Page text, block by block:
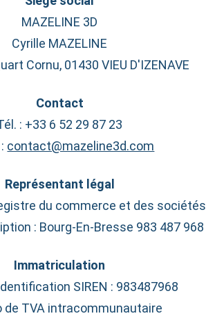
MAZELINE 3D
Cyrille MAZELINE
Cornu, 01430 VIEU D'IZENAVE
Contact
: +33 6 52 29 87 23
contact@mazeline3d.com
Représentant légal
du commerce et des sociétés
: Bourg-En-Bresse 983 487 968
Immatriculation
SIREN : 983487968
de TVA intracommunautaire